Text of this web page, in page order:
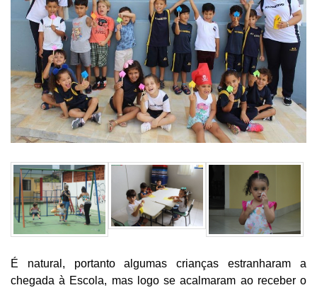
É natural, portanto algumas crianças estranharam a
chegada à Escola, mas logo se acalmaram ao receber o